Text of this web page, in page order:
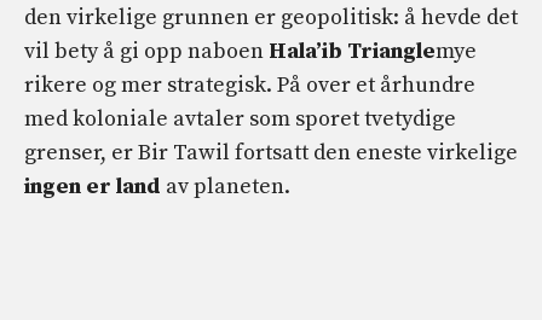
den virkelige grunnen er geopolitisk: å hevde det
vil bety å gi opp naboen Hala’ib Trianglemye
rikere og mer strategisk. På over et århundre
med koloniale avtaler som sporet tvetydige
grenser, er Bir Tawil fortsatt den eneste virkelige
ingen er land av planeten.